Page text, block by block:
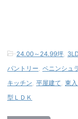
-24.00～24.99坪
パントリー ペニンシュ
キッチン 平屋建て 東
型ＬＤＫ